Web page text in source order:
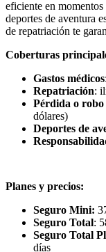
eficiente en
deportes de aventura
de repatriación te
Coberturas
Gastos médicos
Repatriación:
Pérdida o robo
dólares)
Deportes de
Planes y precios:
Seguro Mini:
Seguro Total:
Seguro Total
días